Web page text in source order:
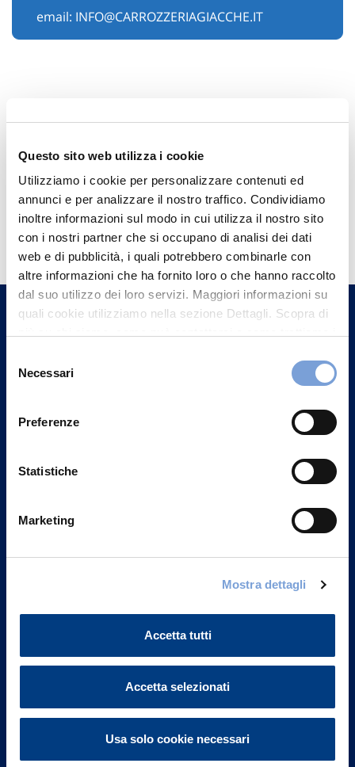
Questo sito web utilizza i cookie
Utilizziamo i cookie per personalizzare contenuti ed
annunci e per analizzare il nostro traffico. Condividiamo
inoltre informazioni sul modo in cui utilizza il nostro sito
con i nostri partner che si occupano di analisi dei dati
web e di pubblicità, i quali potrebbero combinarle con
altre informazioni che ha fornito loro o che hanno raccolto
dal suo utilizzo dei loro servizi. Maggiori informazioni su
quali cookie utilizziamo nella sezione Dettagli. Scopra di
può trovare nel footer del sito nella sezione "Informativa
delNecessari
Preferenze
Statistiche
Marketing
Mostra dettagli
Accetta tutti
Accetta selezionati
Usa solo cookie necessari
email: INFO@CARROZZERIAGIACCHE.IT
Hai bisogno di
informazioni?
Trova l'Agenzia più vicina a te e parla con
un nostro Agente.
Contattaci
Governance
Investor Relations